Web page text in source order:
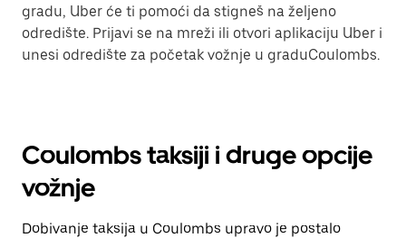
gradu, Uber će ti pomoći da stigneš na željeno
odredište. Prijavi se na mreži ili otvori aplikaciju Uber i
unesi odredište za početak vožnje u graduCoulombs.
Coulombs taksiji i druge opcije
vožnje
Dobivanje taksija u Coulombs upravo je postalo